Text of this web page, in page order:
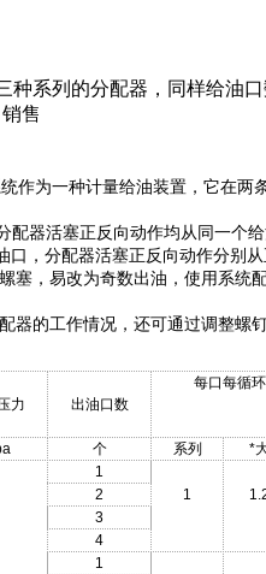
种系列的分配器，同样给
售
作为一种计量给油装置，它在
器活塞正反向动作均从同一个
，分配器活塞正反向动作分别
塞，易改为奇数出油，使用系
器的工作情况，还可通过调整螺
力 出油口数
每口每循
个 系列
*
1
1
2
3
4
1